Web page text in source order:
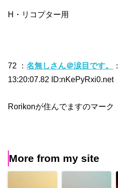
H・リコプター用
72 ：名無しさん＠涙目です。
13:20:07.82 ID:nKePyRxi0.net
Rorikonが住んでますのマーク
More from my site